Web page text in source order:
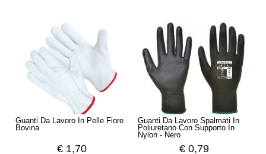
CHIUDI RICERCA
Guanti Da Lavoro In Pelle Fiore
Bovina
€ 1,70
Guanti Da Lavoro Spalmati In
Poliuretano Con Supporto In
Nylon - Nero
€ 0,79